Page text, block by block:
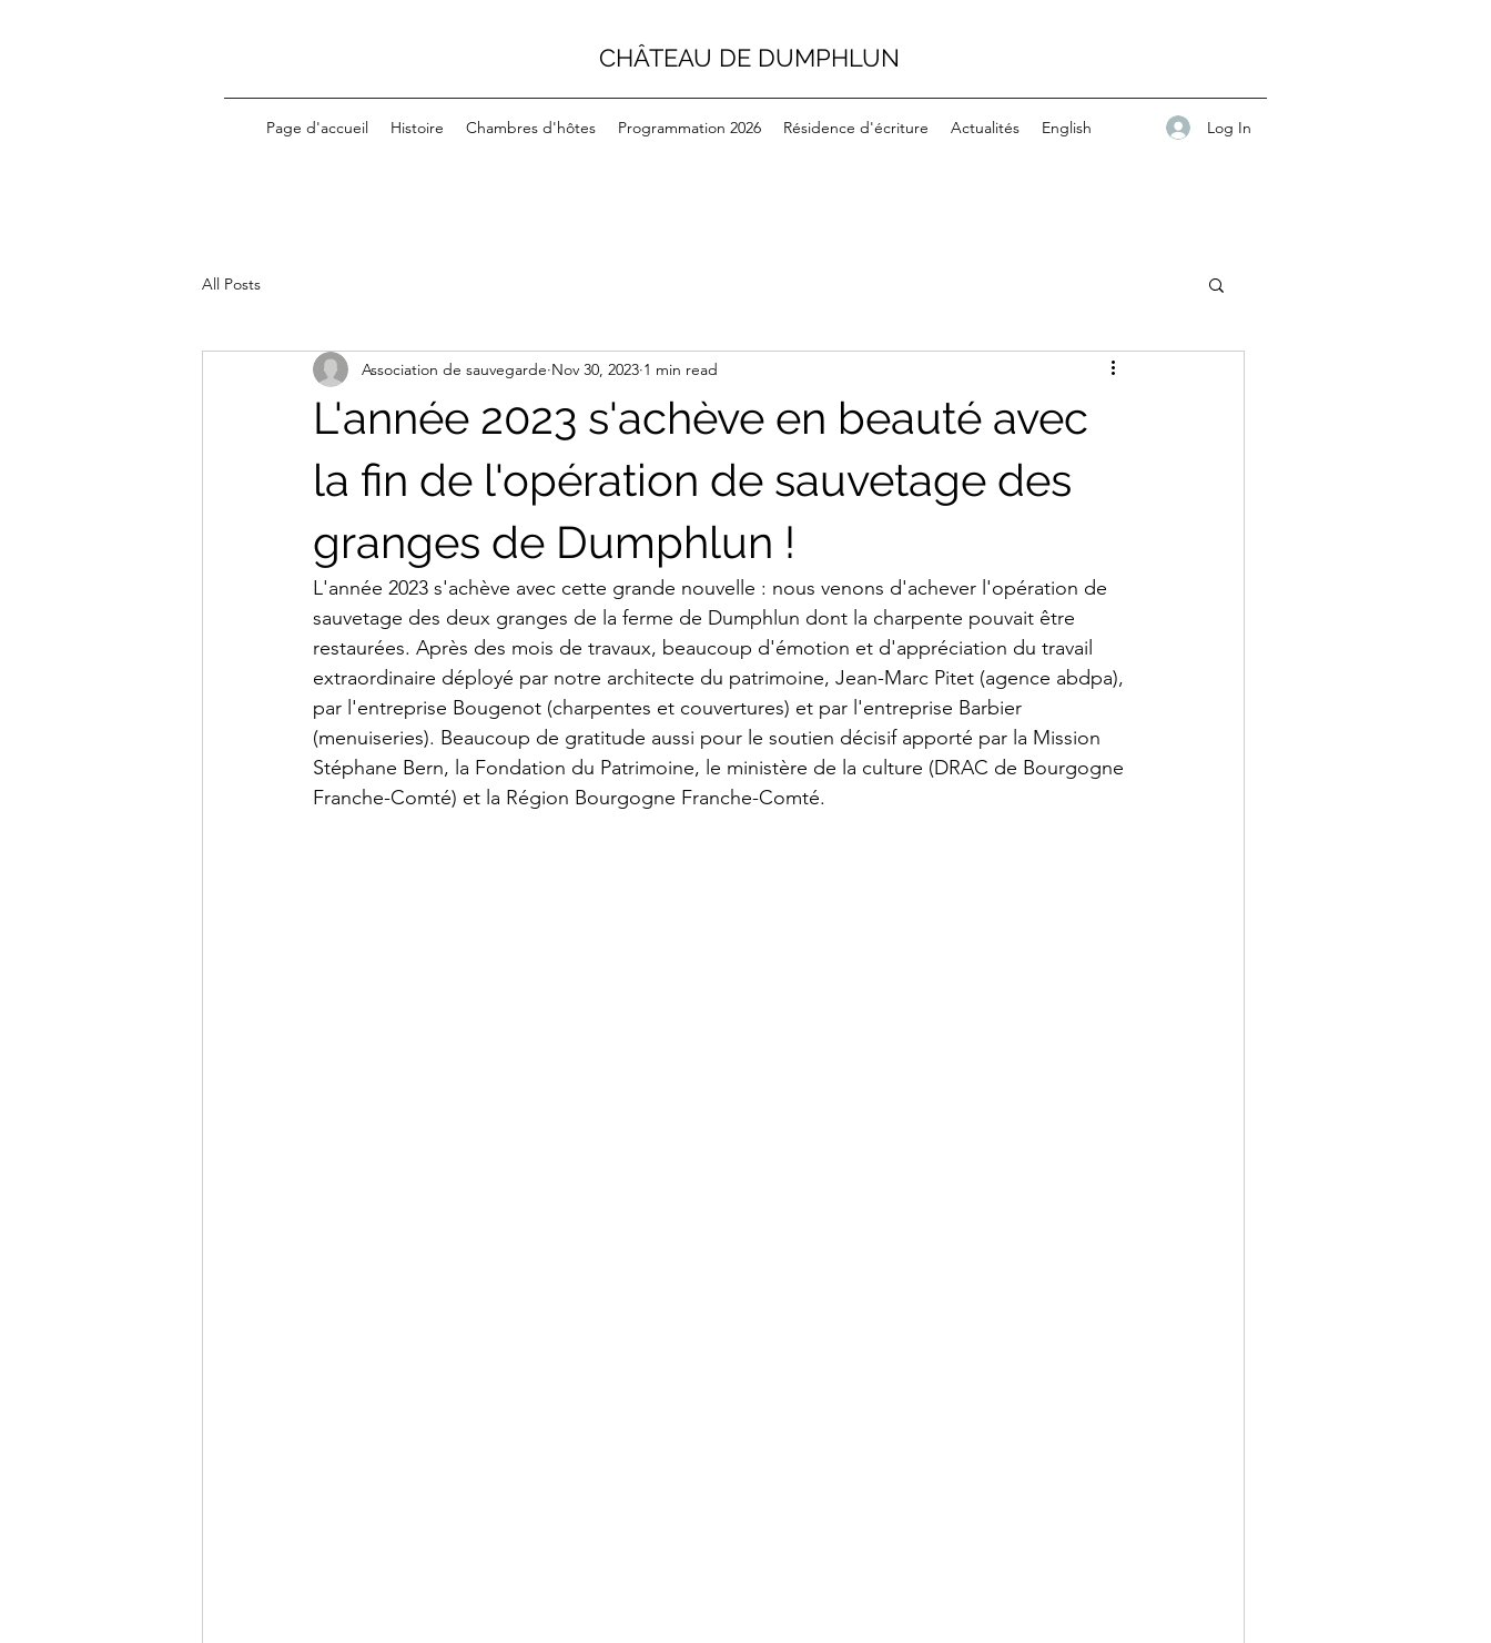
CHÂTEAU DE DUMPHLUN
Page d'accueil Histoire Chambres d'hôtes Programmation 2026 Résidence d'écriture Actualités English Log In
All Posts
L'année 2023 s'achève en beauté avec
la fin de l'opération de sauvetage des
granges de Dumphlun !
Association de sauvegarde Nov 30, 2023 1 min read
L'année 2023 s'achève avec cette grande nouvelle : nous venons d'achever l'opération de
sauvetage des deux granges de la ferme de Dumphlun dont la charpente pouvait être
restaurées. Après des mois de travaux, beaucoup d'émotion et d'appréciation du travail
extraordinaire déployé par notre architecte du patrimoine, Jean-Marc Pitet (agence abdpa),
par l'entreprise Bougenot (charpentes et couvertures) et par l'entreprise Barbier
(menuiseries). Beaucoup de gratitude aussi pour le soutien décisif apporté par la Mission
Stéphane Bern, la Fondation du Patrimoine, le ministère de la culture (DRAC de Bourgogne
Franche-Comté) et la Région Bourgogne Franche-Comté.